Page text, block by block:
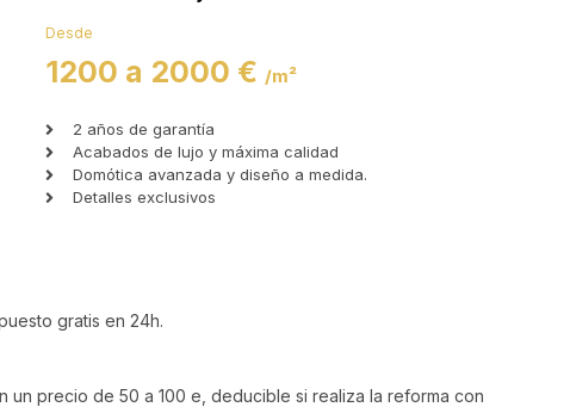
Desde
1200 a 2000 € /m²
2 años de garantía
Acabados de lujo y máxima calidad
Domótica avanzada y diseño a medida.
Detalles exclusivos
gratis en 24h.
un precio de 50 a 100 e, deducible si realiza la reforma con